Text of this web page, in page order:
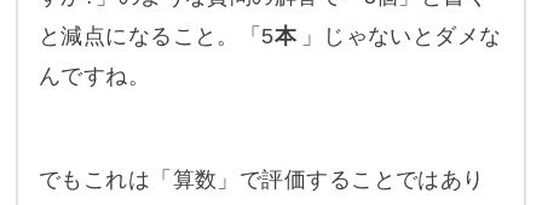
と減点になること。「5本 」じゃないとダメな
んですね。
でもこれは「算数」で評価することではあり